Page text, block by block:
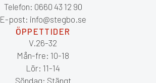
Telefon: 0660 43 12 90
E-post: info@stegbo.se
ÖPPETTIDER
V.26-32
Mån-fre: 10-18
Lör: 11-14
Söndag: Stängt